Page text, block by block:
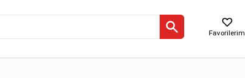
Favorilerim